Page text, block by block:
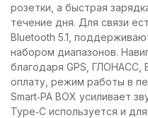
розетки, а быстрая
течение дня. Для связи
Bluetooth 5.1,
набором диапазонов.
благодаря GPS, ГЛОНАСС,
оплату, режим работы в
Smart‑PA BOX усиливает
Type‑C используется и